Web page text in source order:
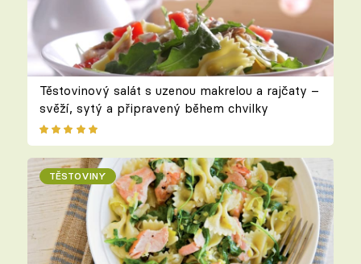
Těstovinový salát s uzenou makrelou a rajčaty –
svěží, sytý a připravený během chvilky
TĚSTOVINY